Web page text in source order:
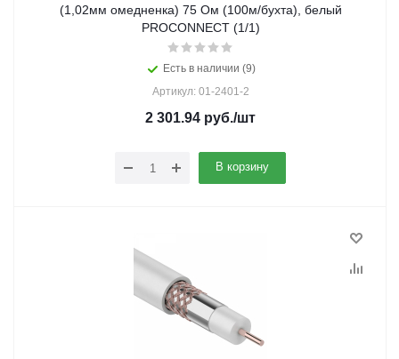
(1,02мм омедненка) 75 Ом (100м/бухта), белый
PROCONNECT (1/1)
Есть в наличии (9)
Артикул: 01-2401-2
2 301.94 руб./шт
В корзину